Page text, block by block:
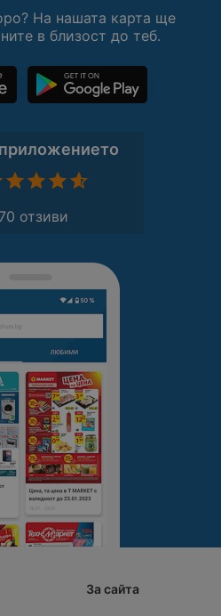
На нашата карта ще
в близост до теб.
отзиви
За сайта